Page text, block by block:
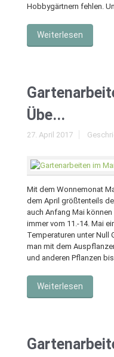
Hobbygärtnern fehlen.
Weiterlesen
Übe...
27. April 2017
Mit dem Wonnemonat
dem April größtenteils
auch Anfang Mai
immer vom 11.-14. Mai
Temperaturen unter Null
man mit dem
und anderen Pflanzen
Weiterlesen